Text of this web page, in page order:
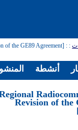
:
of the GE89 Agreement
Revision of the
أنشطة